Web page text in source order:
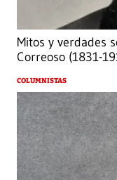
Mitos y verdades
Correoso (1831-
COLUMNISTAS